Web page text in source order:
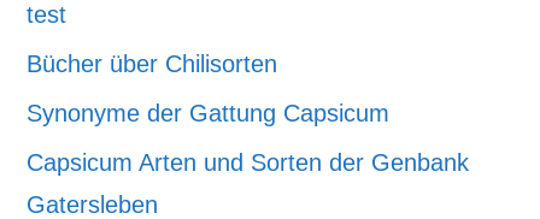
test
Bücher über Chilisorten
Synonyme der Gattung Capsicum
Capsicum Arten und Sorten der Genbank
Gatersleben